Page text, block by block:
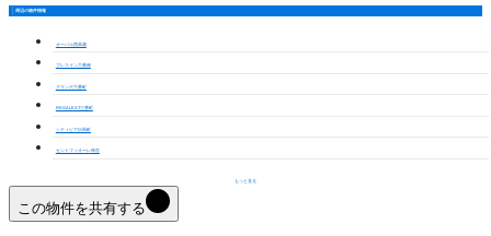
周辺の物件情報
オーバル西高蔵
プレスイン六番南
グランデ六番町
REGALEST三番町
シティピア伝馬町
セントフィオーレ神宮
もっと見る
この物件を共有する